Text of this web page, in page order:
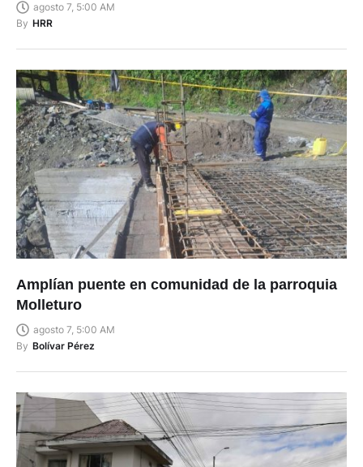
agosto 7, 5:00 AM
By HRR
Amplían puente en comunidad de la parroquia
Molleturo
agosto 7, 5:00 AM
By Bolívar Pérez